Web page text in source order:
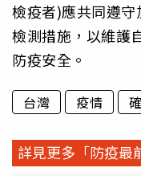
檢疫者)應共同遵
檢測措施，以維護
防疫安全。
台灣 疫情
詳見更多「防疫最